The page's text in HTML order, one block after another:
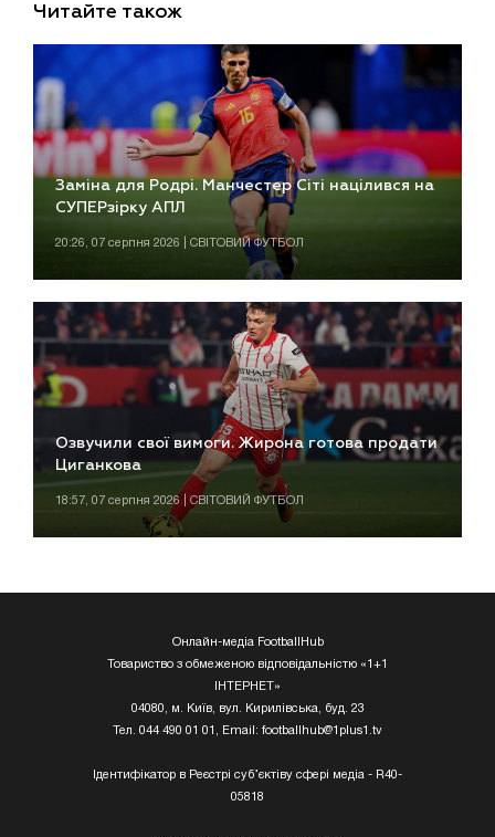
Читайте також
Заміна для Родрі. Манчестер Сіті націлився на
СУПЕРзірку АПЛ
20:26, 07 серпня 2026 | СВІТОВИЙ ФУТБОЛ
Озвучили свої вимоги. Жирона готова продати
Циганкова
18:57, 07 серпня 2026 | СВІТОВИЙ ФУТБОЛ
Онлайн-медіа FootballHub
Товариство з обмеженою відповідальністю «1+1
ІНТЕРНЕТ»
04080, м. Київ, вул. Кирилівська, буд. 23
Тел. 044 490 01 01, Email: footballhub@1plus1.tv
Ідентифікатор в Реєстрі суб’єктіву сфері медіа - R40-
05818